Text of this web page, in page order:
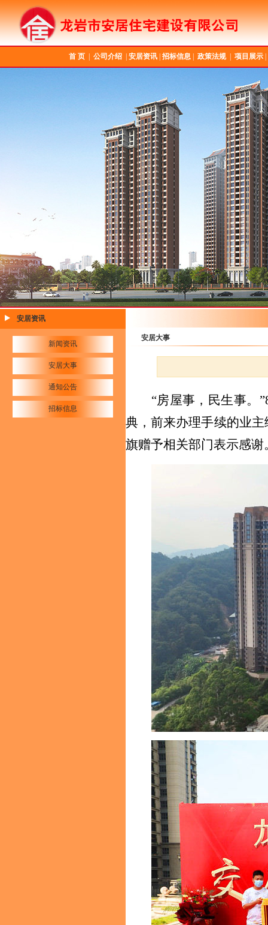
首 页 公司介绍 安居资讯 招标信息 政策法规| 项目展示
安居资讯
新闻资讯
安居大事
通知公告
招标信息
安居大事
“房屋事 ， 民生事。 ”
典，前来办理手续的业主
旗赠予相关部门表示感谢